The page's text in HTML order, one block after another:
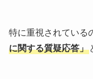
特に重視されている
に関する質疑応答」